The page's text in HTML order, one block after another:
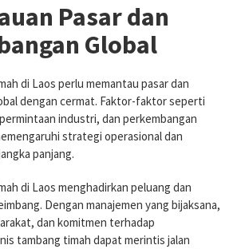
Pasar dan
Global
di Laos perlu memantau pasar dan
dengan cermat. Faktor-faktor seperti
industri, dan perkembangan
strategi operasional dan
panjang.
di Laos menghadirkan peluang dan
Dengan manajemen yang bijaksana,
dan komitmen terhadap
tambang timah dapat merintis jalan